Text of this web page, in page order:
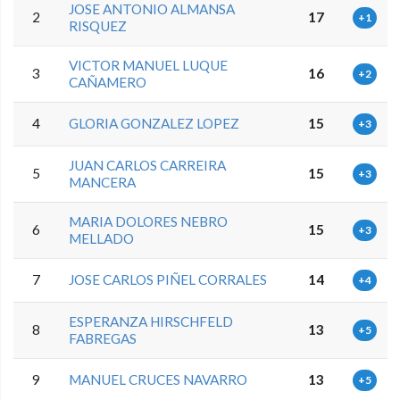
2
JOSE ANTONIO ALMANSA
RISQUEZ
17 +1
3
VICTOR MANUEL LUQUE
CAÑAMERO
16 +2
4 GLORIA GONZALEZ LOPEZ 15 +3
5
JUAN CARLOS CARREIRA
MANCERA
15 +3
6
MARIA DOLORES NEBRO
MELLADO
15 +3
7 JOSE CARLOS PIÑEL CORRALES 14 +4
8
ESPERANZA HIRSCHFELD
FABREGAS
13 +5
9 MANUEL CRUCES NAVARRO 13 +5